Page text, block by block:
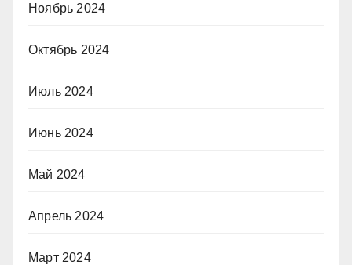
Ноябрь 2024
Октябрь 2024
Июль 2024
Июнь 2024
Май 2024
Апрель 2024
Март 2024